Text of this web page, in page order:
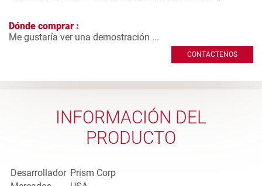
Dónde comprar :
Me gustaría ver una demostración ...
CONTACTENOS
INFORMACIÓN DEL
PRODUCTO
Desarrollador Prism Corp